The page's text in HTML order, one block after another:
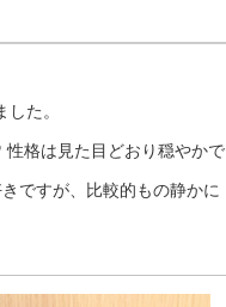
た。
格は見た目どおり穏やかで
ですが、比較的もの静かに